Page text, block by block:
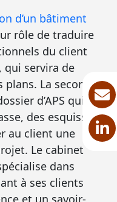
d’un bâtiment
rôle de traduire
du client
qui servira de
plans. La seconde
d’APS qui
des esquisses
au client une
Le cabinet
dans
à ses clients
et un savoir-